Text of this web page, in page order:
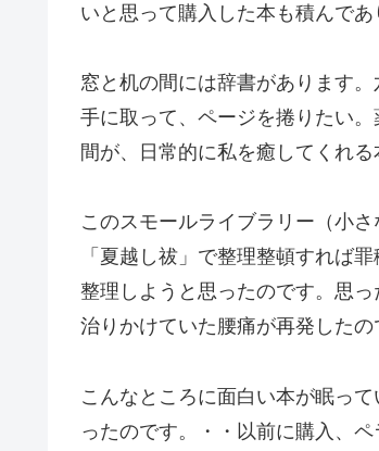
いと思って購入した本も積んであ
窓と机の間には辞書があります
手に取って、ページを捲りたい
間が、日常的に私を癒してくれ
このスモールライブラリー（小
「夏越し祓」で整理整頓すれば
整理しようと思ったのです。思っ
治りかけていた腰痛が再発したの
こんなところに面白い本が眠っ
ったのです。・・以前に購入、